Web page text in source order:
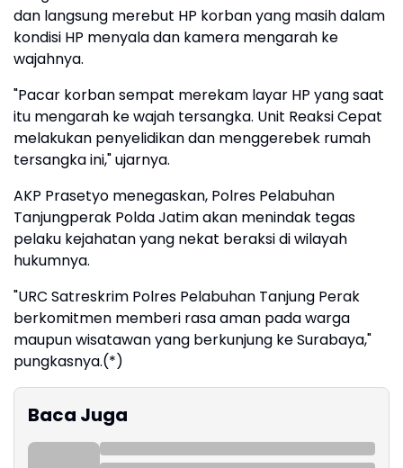
dan langsung merebut HP korban yang masih dalam
kondisi HP menyala dan kamera mengarah ke
wajahnya.
"Pacar korban sempat merekam layar HP yang saat
itu mengarah ke wajah tersangka. Unit Reaksi Cepat
melakukan penyelidikan dan menggerebek rumah
tersangka ini," ujarnya.
AKP Prasetyo menegaskan, Polres Pelabuhan
Tanjungperak Polda Jatim akan menindak tegas
pelaku kejahatan yang nekat beraksi di wilayah
hukumnya.
"URC Satreskrim Polres Pelabuhan Tanjung Perak
berkomitmen memberi rasa aman pada warga
maupun wisatawan yang berkunjung ke Surabaya,"
pungkasnya.(*)
Baca Juga